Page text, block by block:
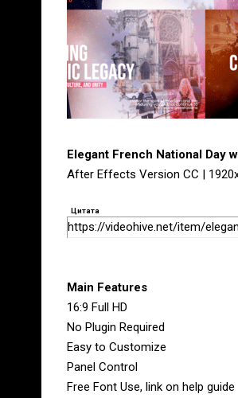
Elegant French National Day
After Effects Version CC |
Цитата
https://videohive.net/item/
Main Features
16:9 Full HD
No Plugin Required
Easy to Customize
Panel Control
Free Font Use, link on help guide